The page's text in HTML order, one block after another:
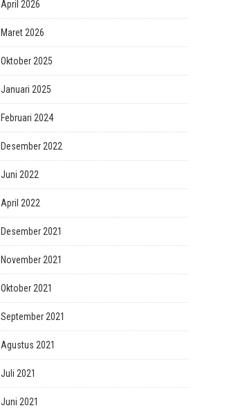
April 2026
Maret 2026
Oktober 2025
Januari 2025
Februari 2024
Desember 2022
Juni 2022
April 2022
Desember 2021
November 2021
Oktober 2021
September 2021
Agustus 2021
Juli 2021
Juni 2021